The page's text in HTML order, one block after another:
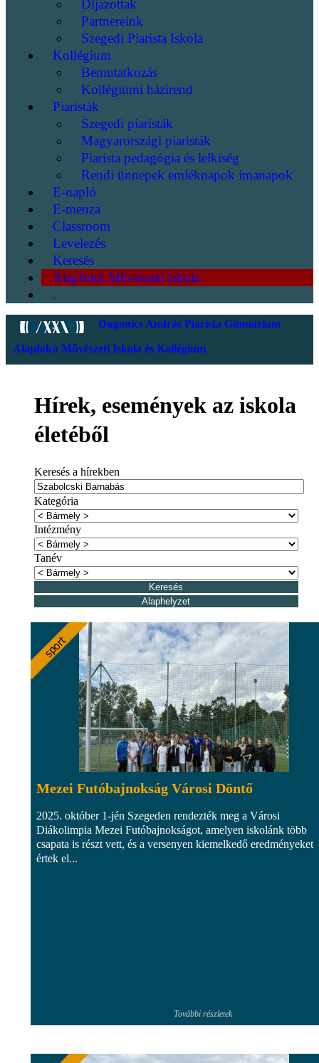
Díjazottak
Partnereink
Szegedi Piarista Iskola
Kollégium
Bemutatkozás
Kollégiumi házirend
Piaristák
Szegedi piaristák
Magyarországi piaristák
Piarista pedagógia és lelkiség
Rendi ünnepek emléknapok imanapok
E-napló
E-menza
Classroom
Levelezés
Keresés
Alapfokú Művészeti Iskola
.
Dugonics András Piarista Gimnázium
Alapfokú Művészeti Iskola és Kollégium
Hírek, események az iskola
életéből
Keresés a hírekben
Kategória
Intézmény
Tanév
Mezei Futóbajnokság Városi Döntő
2025. október 1-jén Szegeden rendezték meg a Városi
Diákolimpia Mezei Futóbajnokságot, amelyen iskolánk több
csapata is részt vett, és a versenyen kiemelkedő eredményeket
értek el...
További részletek